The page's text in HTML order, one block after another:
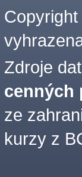
Zdroje
cenných
ze
kurzy z